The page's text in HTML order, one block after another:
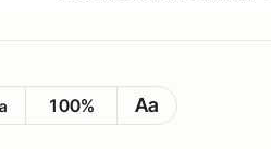
100% Aa